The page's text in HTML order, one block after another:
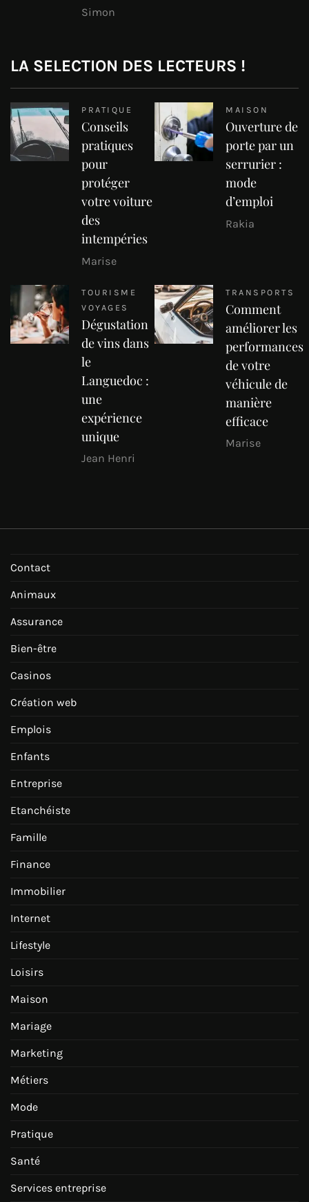
Simon
LA SELECTION DES LECTEURS !
PRATIQUE
Conseils
pratiques
pour
protéger
votre voiture
des
intempéries
Marise
MAISON
Ouverture de
porte par un
serrurier :
mode
d’emploi
Rakia
TOURISME
VOYAGES
Dégustation
de vins dans
le
Languedoc :
une
expérience
unique
Jean Henri
TRANSPORTS
Comment
améliorer les
performances
de votre
véhicule de
manière
efficace
Marise
Contact
Animaux
Assurance
Bien-être
Casinos
Création web
Emplois
Enfants
Entreprise
Etanchéiste
Famille
Finance
Immobilier
Internet
Lifestyle
Loisirs
Maison
Mariage
Marketing
Métiers
Mode
Pratique
Santé
Services entreprise